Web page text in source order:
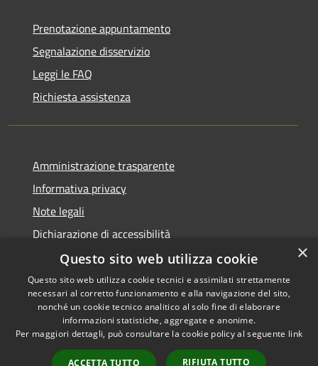
Prenotazione appuntamento
Segnalazione disservizio
Leggi le FAQ
Richiesta assistenza
Amministrazione trasparente
Informativa privacy
Note legali
Dichiarazione di accessibilità
Accessibilità
Privacy
Copyright © 2026 • Comune di
Recanati • Powered by
Municipium•Accesso
redazione
×
Questo sito web utilizza cookie
Questo sito web utilizza cookie tecnici e assimilati strettamente
necessari al corretto funzionamento e alla navigazione del sito,
nonché un cookie tecnico analitico al solo fine di elaborare
informazioni statistiche, aggregate e anonime.
Per maggiori dettagli, può consultare la cookie policy al seguente link
ACCETTA TUTTO RIFIUTA TUTTO